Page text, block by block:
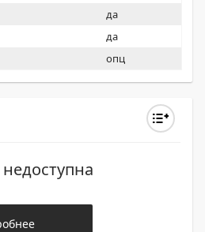
лёгкий перенос адресных
к мобильным
хранилищам.
да
да
опц